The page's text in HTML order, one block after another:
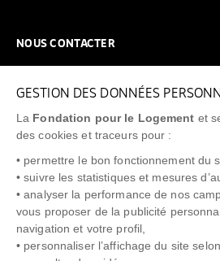
GESTION DES DONNÉES
La Fondation pour le Logement et
des cookies et traceurs pour :
• permettre le bon fonctionnement du
• suivre les statistiques et mesures
• analyser la performance de nos
vous proposer de la publicité
navigation et votre profil,
• personnaliser l’affichage du site
NOUS CONTACTER
FAQ
NEWSLETTER
"Allô Prévention Expulsion"